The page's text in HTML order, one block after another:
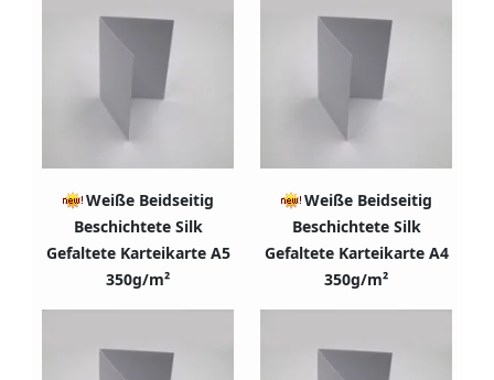
Weiße Beidseitig
Beschichtete Silk
Gefaltete Karteikarte A5
350g/m²
Weiße Beidseitig
Beschichtete Silk
Gefaltete Karteikarte A4
350g/m²